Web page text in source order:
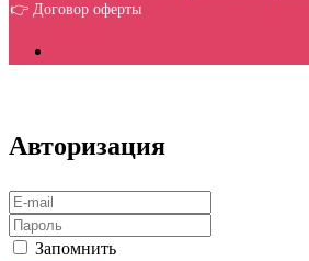
👉 Договор оферты
Авторизация
Запомнить